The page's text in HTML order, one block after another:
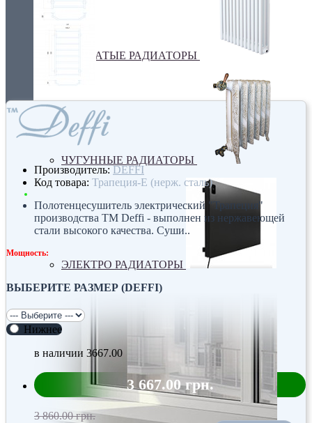
ТРУБЧАТЫЕ РАДИАТОРЫ
ЧУГУННЫЕ РАДИАТОРЫ
ЭЛЕКТРО РАДИАТОРЫ
Производитель: DEFFI
Код товара: Трапеция-Е (нерж. сталь)
Полотенцесушитель электрический "Трапеция"
производства ТМ Deffi - выполнен из нержавеющей
стали высокого качества. Суши..
Мощность:
ВЫБЕРИТЕ РАЗМЕР (DEFFI)
Нижнее
в наличии 3667.00
3 667.00 грн.
3 860.00 грн.